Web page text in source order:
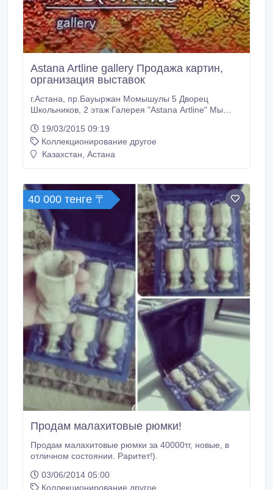
Astana Artline gallery Продажа картин,
организация выставок
г.Астана, пр.Бауыржан Момышулы 5 Дворец
Школьников, 2 этаж Галерея "Astana Artline" Мы
.Победители многочисленных международных
конкурсов.Участники всесоюзных и международных
выставок.Члены Союза художников РК. Лауреаты
галереи.
19/03/2015 09:19
Коллекционирование другое
Казахстан, Астана
40 000 тенге 〒
Продам малахитовые рюмки!
Продам малахитовые рюмки за 40000тг, новые, в
отличном состоянии. Раритет!).
03/06/2014 05:00
Коллекционирование другое